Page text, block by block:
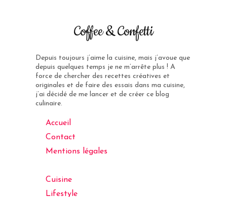
Coffee & Confetti
Depuis toujours j’aime la cuisine, mais j’avoue que
depuis quelques temps je ne m’arrête plus ! A
force de chercher des recettes créatives et
originales et de faire des essais dans ma cuisine,
j’ai décidé de me lancer et de créer ce blog
culinaire.
Accueil
Contact
Mentions légales
Cuisine
Lifestyle